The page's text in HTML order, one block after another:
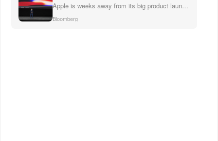
Apple is weeks away from its big product launch event, where it will lay the foundation for a once-in-a-generation iPhone overhaul.
Bloomberg